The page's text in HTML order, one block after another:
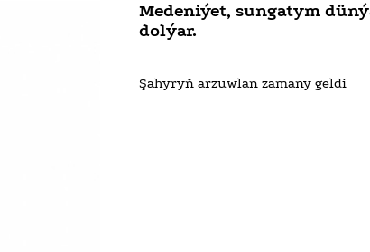
Medeniýet, sungatym
dolýar.
Şahyryň arzuwlan zamany geldi